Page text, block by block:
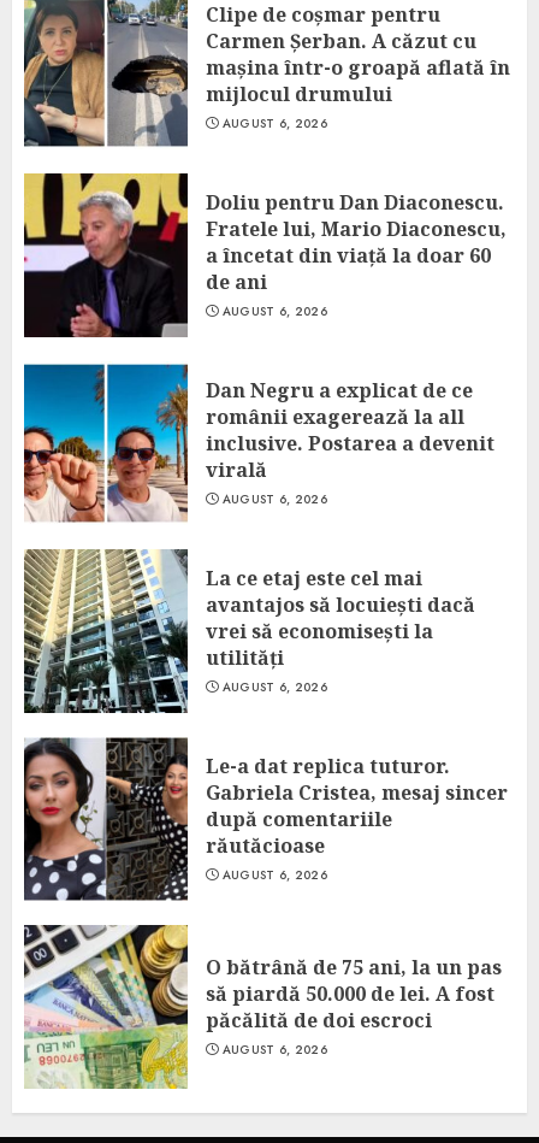
Clipe de coșmar pentru
Carmen Șerban. A căzut cu
mașina într-o groapă aflată în
mijlocul drumului
AUGUST 6, 2026
Doliu pentru Dan Diaconescu.
Fratele lui, Mario Diaconescu,
a încetat din viață la doar 60
de ani
AUGUST 6, 2026
Dan Negru a explicat de ce
românii exagerează la all
inclusive. Postarea a devenit
virală
AUGUST 6, 2026
La ce etaj este cel mai
avantajos să locuiești dacă
vrei să economisești la
utilități
AUGUST 6, 2026
Le-a dat replica tuturor.
Gabriela Cristea, mesaj sincer
după comentariile
răutăcioase
AUGUST 6, 2026
O bătrână de 75 ani, la un pas
să piardă 50.000 de lei. A fost
păcălită de doi escroci
AUGUST 6, 2026